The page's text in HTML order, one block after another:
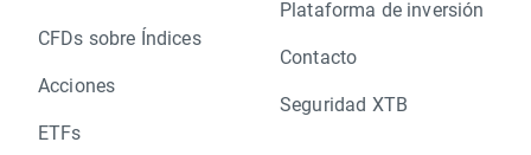
CFDs sobre Índices
Acciones
ETFs
Plataforma de inversión
Contacto
Seguridad XTB